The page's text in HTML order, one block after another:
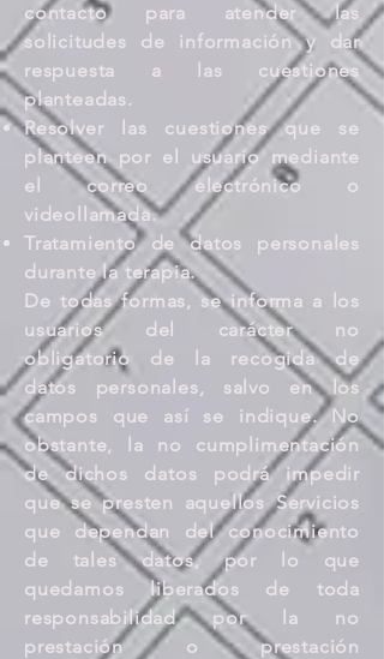
contacto para atender las
solicitudes de información y dar
respuesta a las cuestiones
planteadas.
Resolver las cuestiones que se
planteen por el usuario mediante
el correo electrónico o
videollamada.
Tratamiento de datos personales
durante la terapia.
De todas formas, se informa a los
usuarios del carácter no
obligatorio de la recogida de
datos personales, salvo en los
campos que así se indique. No
obstante, la no cumplimentación
de dichos datos podrá impedir
que se presten aquellos Servicios
que dependan del conocimiento
de tales datos, por lo que
quedamos liberados de toda
responsabilidad por la no
prestación o prestación